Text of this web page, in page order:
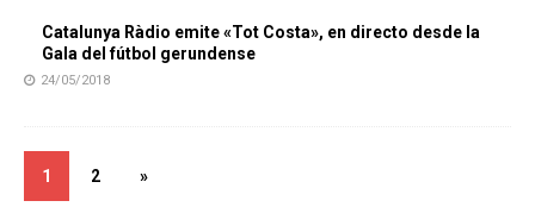
Catalunya Ràdio emite «Tot Costa», en directo desde la
Gala del fútbol gerundense
24/05/2018
1 2 »